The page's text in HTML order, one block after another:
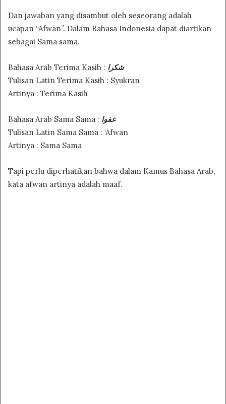
Dan jawaban yang disambut oleh seseorang adalah
ucapan “Afwan”. Dalam Bahasa Indonesia dapat diartikan
sebagai Sama sama.
Bahasa Arab Terima Kasih : شكرا
Tulisan Latin Terima Kasih : Syukran
Artinya : Terima Kasih
Bahasa Arab Sama Sama : عفوا
Tulisan Latin Sama Sama : ‘Afwan
Artinya : Sama Sama
Tapi perlu diperhatikan bahwa dalam Kamus Bahasa Arab,
kata afwan artinya adalah maaf.